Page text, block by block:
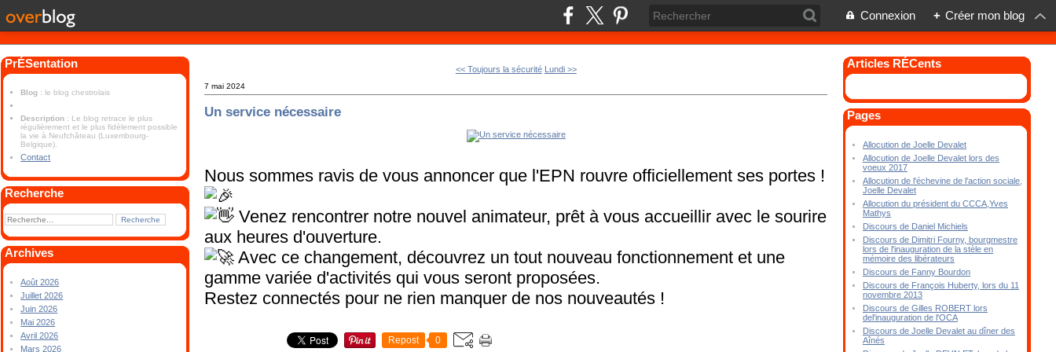
Connexion + Créer mon blog
PrÉSentation
Blog : le blog chestrolais
Description : Le blog retrace le plus
régulièrement et le plus fidèlement possible
la vie à Neufchâteau (Luxembourg-
Belgique).
Contact
Recherche
Archives
Août 2026
Juillet 2026
Juin 2026
Mai 2026
Avril 2026
Mars 2026
<< Toujours la sécurité Lundi >>
7 mai 2024
Un service nécessaire
Nous sommes ravis de vous annoncer que l'EPN rouvre officiellement ses portes !
Venez rencontrer notre nouvel animateur, prêt à vous accueillir avec le sourire
aux heures d'ouverture.
Avec ce changement, découvrez un tout nouveau fonctionnement et une
gamme variée d'activités qui vous seront proposées.
Restez connectés pour ne rien manquer de nos nouveautés !
Repost 0
Articles RÉCents
Pages
Allocution de Joelle Devalet
Allocution de Joelle Devalet lors des
voeux 2017
Allocution de l'échevine de l'action sociale,
Joelle Devalet
Allocution du président du CCCA,Yves
Mathys
Discours de Daniel Michiels
Discours de Dimitri Fourny, bourgmestre
lors de l'inauguration de la stèle en
mémoire des libérateurs
Discours de Fanny Bourdon
Discours de François Huberty, lors du 11
novembre 2013
Discours de Gilles ROBERT lors
del'inauguration de l'OCA
Discours de Joelle Devalet au dîner des
Aînés